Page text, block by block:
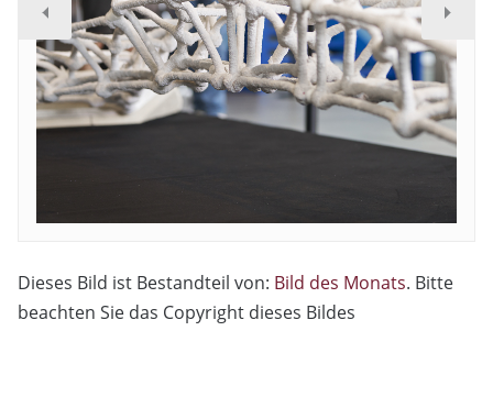
Dieses Bild ist Bestandteil von: Bild des Monats. Bitte
beachten Sie das Copyright dieses Bildes